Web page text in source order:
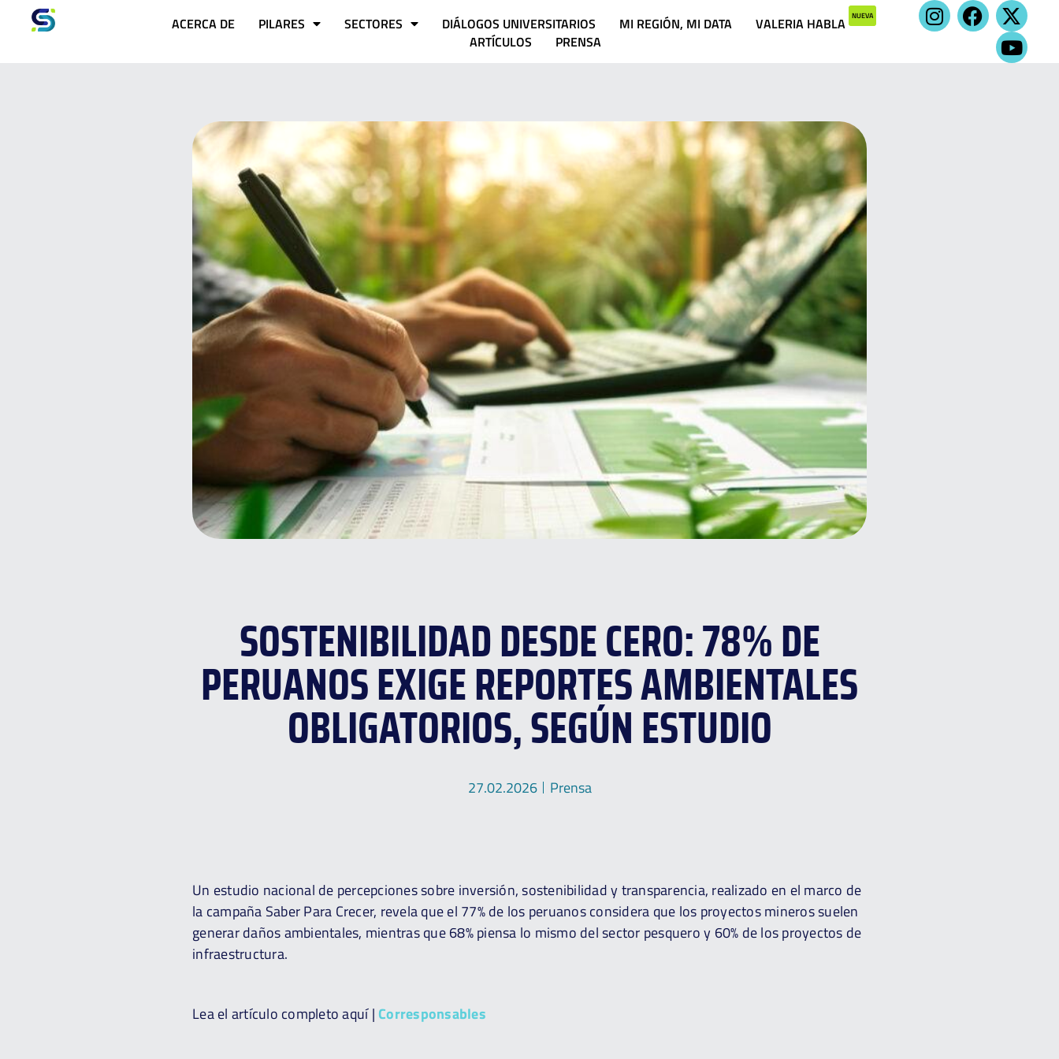
ACERCA DE PILARES SECTORES DIÁLOGOS UNIVERSITARIOS MI REGIÓN, MI DATA VALERIA HABLA NUEVA
ARTÍCULOS PRENSA
SOSTENIBILIDAD DESDE CERO: 78% DE
PERUANOS EXIGE REPORTES AMBIENTALES
OBLIGATORIOS, SEGÚN ESTUDIO
27.02.2026 Prensa
Un estudio nacional de percepciones sobre inversión, sostenibilidad y transparencia, realizado en el marco de
la campaña Saber Para Crecer, revela que el 77% de los peruanos considera que los proyectos mineros suelen
generar daños ambientales, mientras que 68% piensa lo mismo del sector pesquero y 60% de los proyectos de
infraestructura.
Lea el artículo completo aquí | Corresponsables